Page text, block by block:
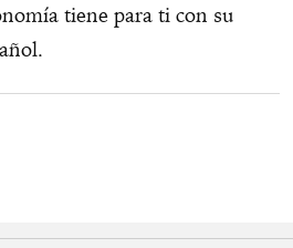
tiene para ti con su